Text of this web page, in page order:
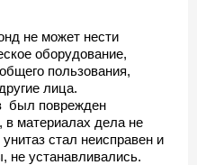
не может нести
оборудование,
пользования,
лица.
был поврежден
в материалах дела не
стал неисправен и
не устанавливались.